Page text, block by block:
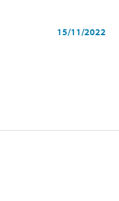
15/11/2022